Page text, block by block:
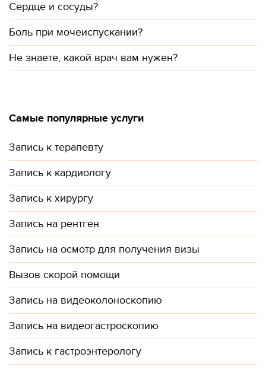
Сердце и сосуды?
Боль при мочеиспускании?
Не знаете, какой врач вам нужен?
Самые популярные услуги
Запись к терапевту
Запись к кардиологу
Запись к хирургу
Запись на рентген
Запись на осмотр для получения визы
Вызов скорой помощи
Запись на видеоколоноскопию
Запись на видеогастроскопию
Запись к гастроэнтерологу